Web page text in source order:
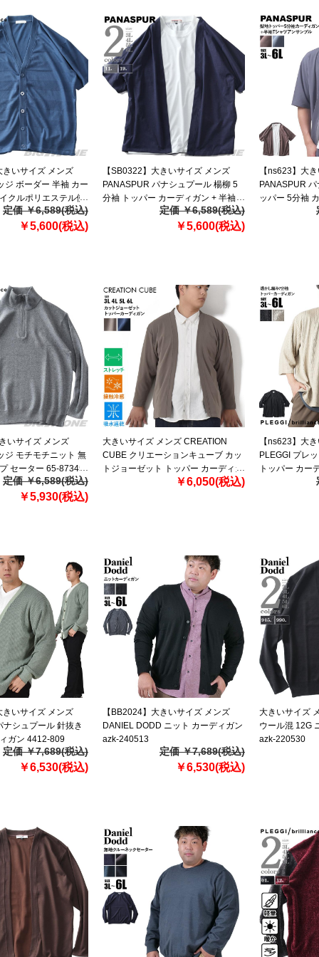
いサイズ メンズ
ジ ボーダー 半袖 カー
クルポリエステル使
定価 ￥6,589(税込)
￥5,600(税込)
【SB0322】大きいサイズ メンズ
PANASPUR パナシュプール 楊柳 5
分袖 トッパー カーディガン + 半袖 T
シャツ アンサンブル 4403-627z
定価 ￥6,589(税込)
￥5,600(税込)
【ns623】大
PANASPUR
ッパー 5分袖
シャツ アンサ
いサイズ メンズ
ジ モチモチニット 無
セーター 65-87345-
定価 ￥6,589(税込)
￥5,930(税込)
大きいサイズ メンズ CREATION
CUBE クリエーションキューブ カッ
トジョーゼット トッパー カーディガ
ン 軽量 ストレッチ 吸水速乾 接触冷
￥6,050(税込)
【ns623】大
PLEGGI プレ
トッパー カー
20059-2 【fre
いサイズ メンズ
ナシュプール 針抜き
ガン 4412-809
定価 ￥7,689(税込)
￥6,530(税込)
【BB2024】大きいサイズ メンズ
DANIEL DODD ニット カーディガン
azk-240513
定価 ￥7,689(税込)
￥6,530(税込)
大きいサイズ
ウール混 12G
azk-220530